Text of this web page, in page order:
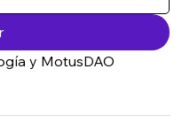
y MotusDAO